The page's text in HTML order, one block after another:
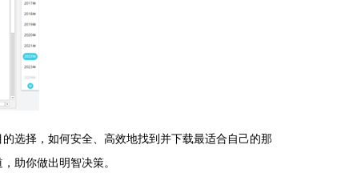
选择，如何安全、高效地找到并下载最适合自己的那
助你做出明智决策。